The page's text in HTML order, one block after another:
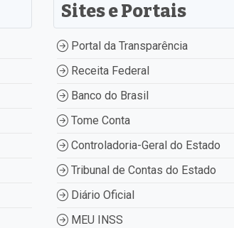
Sites e Portais
Portal da Transparência
Receita Federal
Banco do Brasil
Tome Conta
Controladoria-Geral do Estado
Tribunal de Contas do Estado
Diário Oficial
MEU INSS